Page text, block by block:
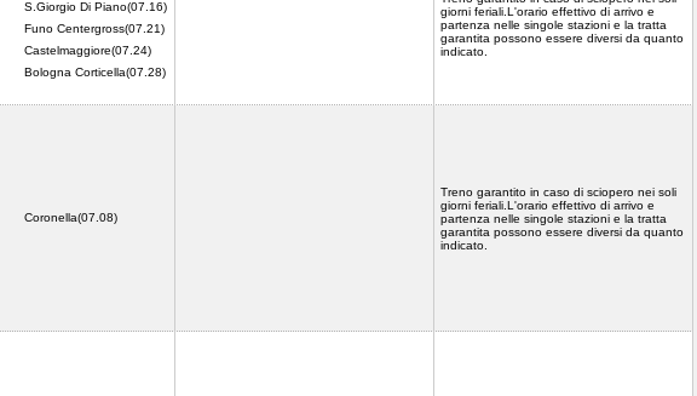
S.Giorgio Di Piano(07.16)
Funo Centergross(07.21)
Castelmaggiore(07.24)
Bologna Corticella(07.28)
giorni feriali.L'orario effettivo di arrivo e
partenza nelle singole stazioni e la tratta
garantita possono essere diversi da quanto
indicato.
Coronella(07.08)
Treno garantito in caso di sciopero nei soli
giorni feriali.L'orario effettivo di arrivo e
partenza nelle singole stazioni e la tratta
garantita possono essere diversi da quanto
indicato.